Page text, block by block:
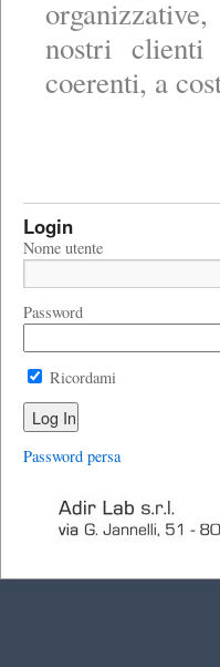
nostri clienti
coerenti, a
Login
Nome utente
Password
Ricordami
Password persa